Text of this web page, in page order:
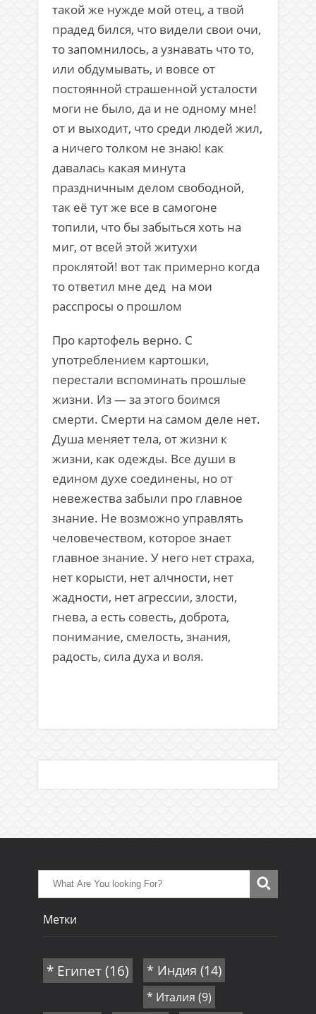
такой же нужде мой отец, а твой
прадед бился, что видели свои очи,
то запомнилось, а узнавать что то,
или обдумывать, и вовсе от
постоянной страшенной усталости
моги не было, да и не одному мне!
от и выходит, что среди людей жил,
а ничего толком не знаю! как
давалась какая минута
праздничным делом свободной,
так её тут же все в самогоне
топили, что бы забыться хоть на
миг, от всей этой житухи
проклятой! вот так примерно когда
то ответил мне дед на мои
расспросы о прошлом
Про картофель верно. С
употреблением картошки,
перестали вспоминать прошлые
жизни. Из — за этого боимся
смерти. Смерти на самом деле нет.
Душа меняет тела, от жизни к
жизни, как одежды. Все души в
едином духе соединены, но от
невежества забыли про главное
знание. Не возможно управлять
человечеством, которое знает
главное знание. У него нет страха,
нет корысти, нет алчности, нет
жадности, нет агрессии, злости,
гнева, а есть совесть, доброта,
понимание, смелость, знания,
радость, сила духа и воля.
Метки
* Египет(16) * Индия (14)
* Италия (9)